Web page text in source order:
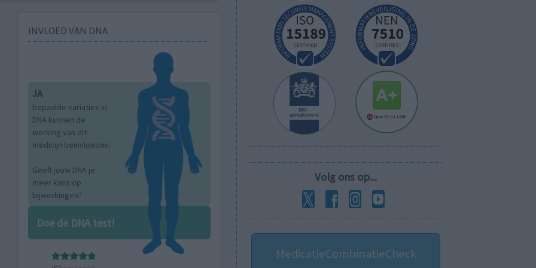
INVLOED VAN DNA
JA
bepaalde variaties in
DNA kunnen de
werking van dit
medicijn beïnvloeden.
Geeft jouw DNA je
meer kans op
bijwerkingen?
Doe de DNA test!
Volg ons op...
MedicatieCombinatieCheck